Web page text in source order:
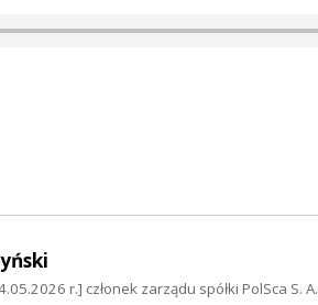
r.] członek zarządu spółki PolSca S. A.